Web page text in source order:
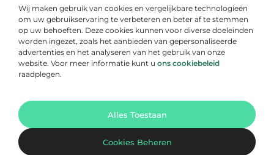
Wij maken gebruik van cookies en vergelijkbare technologieën
om uw gebruikservaring te verbeteren en beter af te stemmen
op uw behoeften. Deze cookies kunnen voor diverse doeleinden
worden ingezet, zoals het aanbieden van gepersonaliseerde
advertenties en het analyseren van het gebruik van onze
website. Voor meer informatie kunt u ons cookiebeleid
raadplegen.
Alles Toestaan
Cookies Beheren
Ga Naar
Bericht categorie
@2025 hipengezond. All Right Reserved.